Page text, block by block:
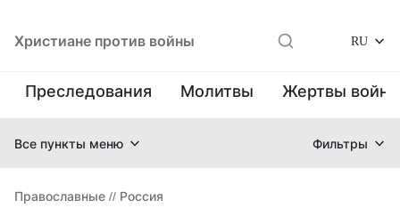
Христиане против войны RU
Преследования Молитвы Жертвы
Все пункты меню Фильтры
Православные // Россия